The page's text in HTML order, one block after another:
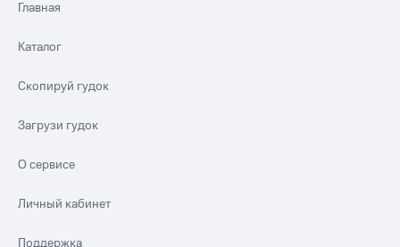
Главная
Каталог
Скопируй гудок
Загрузи гудок
О сервисе
Личный кабинет
Поддержка